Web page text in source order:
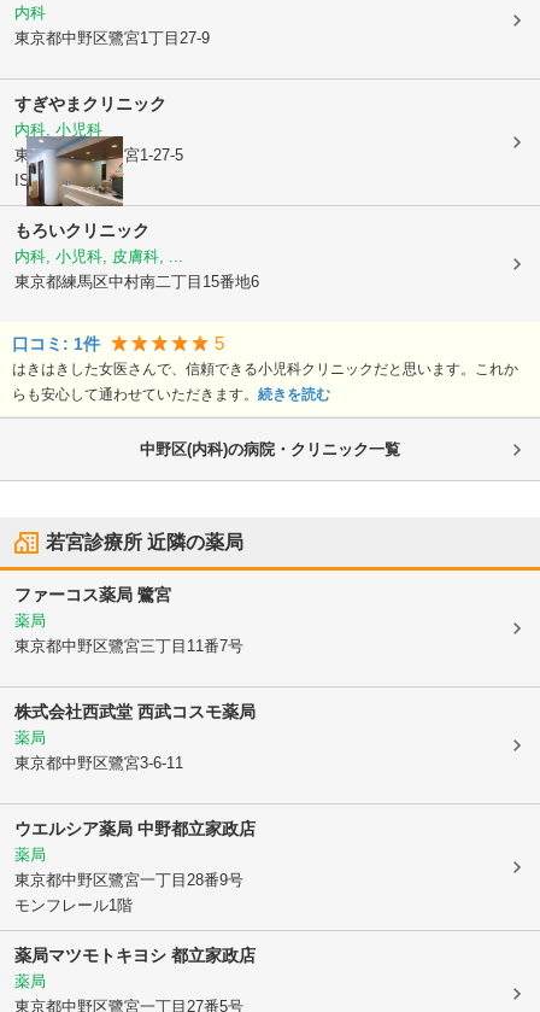
内科
東京都中野区鷺宮1丁目27-9
すぎやまクリニック
内科, 小児科
東京都中野区鷺宮1-27-5
ISM都立家政3F
もろいクリニック
内科, 小児科, 皮膚科, ...
東京都練馬区中村南二丁目15番地6
口コミ: 1件 5
はきはきした女医さんで、信頼できる小児科クリニックだと思います。これか
らも安心して通わせていただきます。 続きを読む
中野区(内科)の病院・クリニック一覧
若宮診療所 近隣の薬局
ファーコス薬局 鷺宮
薬局
東京都中野区鷺宮三丁目11番7号
株式会社西武堂 西武コスモ薬局
薬局
東京都中野区鷺宮3-6-11
ウエルシア薬局 中野都立家政店
薬局
東京都中野区鷺宮一丁目28番9号
モンフレール1階
薬局マツモトキヨシ 都立家政店
薬局
東京都中野区鷺宮一丁目27番5号